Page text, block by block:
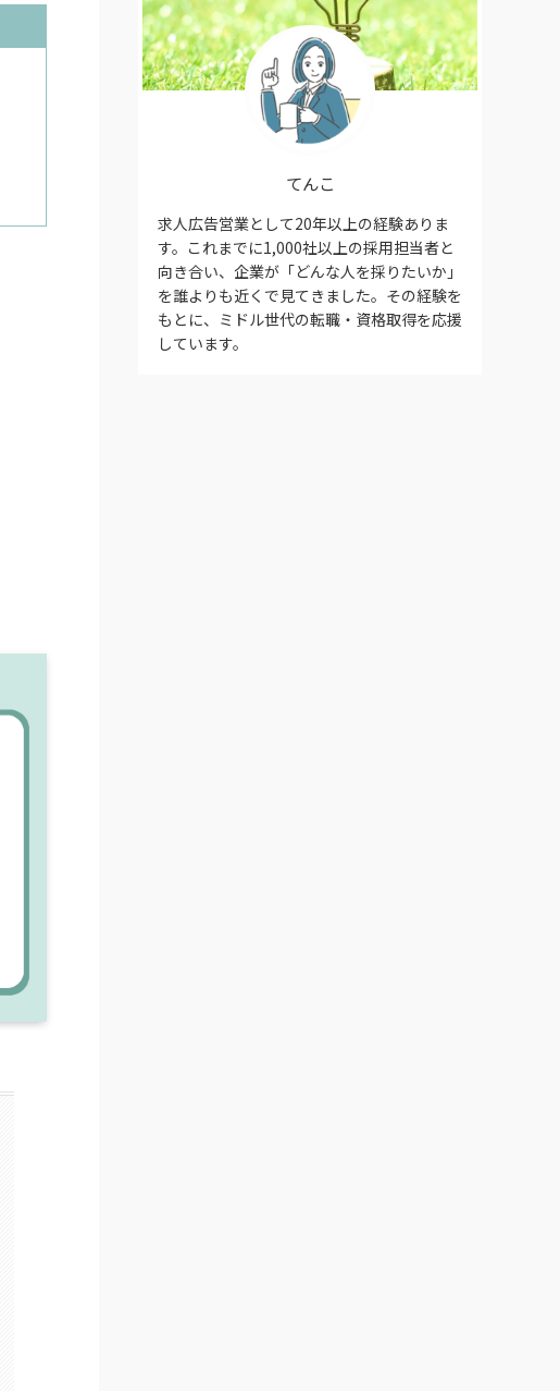
てんこ
求人広告営業として20年以上の経験ありま
す。これまでに1,000社以上の採用担当者と
向き合い、企業が「どんな人を採りたいか」
を誰よりも近くで見てきました。その経験を
もとに、ミドル世代の転職・資格取得を応援
しています。